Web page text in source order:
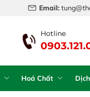
Email:
Analyzer)
Hotline
Hoá Chất